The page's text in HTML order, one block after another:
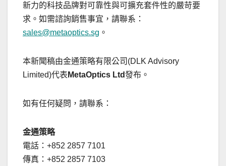
新力的科技品牌對可靠性與可擴充套件性的嚴苛要
求。如需諮詢銷售事宜，請聯系：
sales@metaoptics.sg 。
本新聞稿由金通策略有限公司(DLK Advisory
Limited)代表 MetaOptics Ltd發布。
如有任何疑問，請聯系：
金通策略
電話：+852 2857 7101
傳真：+852 2857 7103